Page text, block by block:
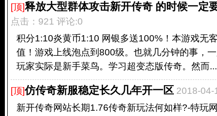
[顶]释放大型群体攻击新开传奇 的时候一定
点击：921 评论:0
积分1:10炎黄币1:10 网银多送100%！本游戏无
值！游戏上线泡点到800级。也就几分钟的事，
玩家实际是新手菜鸟。学习超变态版传奇。然而...
[顶]仿传奇新服稳定长久几年开一区 2018-04-
新开传奇网站长期1.76传奇新玩法何如样?-特玩